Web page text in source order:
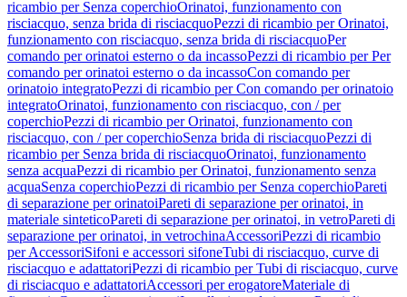
ricambio per Senza coperchioOrinatoi, funzionamento con
risciacquo, senza brida di risciacquoPezzi di ricambio per Orinatoi,
funzionamento con risciacquo, senza brida di risciacquoPer
comando per orinatoi esterno o da incassoPezzi di ricambio per Per
comando per orinatoi esterno o da incassoCon comando per
orinatoio integratoPezzi di ricambio per Con comando per orinatoio
integratoOrinatoi, funzionamento con risciacquo, con / per
coperchioPezzi di ricambio per Orinatoi, funzionamento con
risciacquo, con / per coperchioSenza brida di risciacquoPezzi di
ricambio per Senza brida di risciacquoOrinatoi, funzionamento
senza acquaPezzi di ricambio per Orinatoi, funzionamento senza
acquaSenza coperchioPezzi di ricambio per Senza coperchioPareti
di separazione per orinatoiPareti di separazione per orinatoi, in
materiale sinteticoPareti di separazione per orinatoi, in vetroPareti di
separazione per orinatoi, in vetrochinaAccessoriPezzi di ricambio
per AccessoriSifoni e accessori sifoneTubi di risciacquo, curve di
risciacquo e adattatoriPezzi di ricambio per Tubi di risciacquo, curve
di risciacquo e adattatoriAccessori per erogatoreMateriale di